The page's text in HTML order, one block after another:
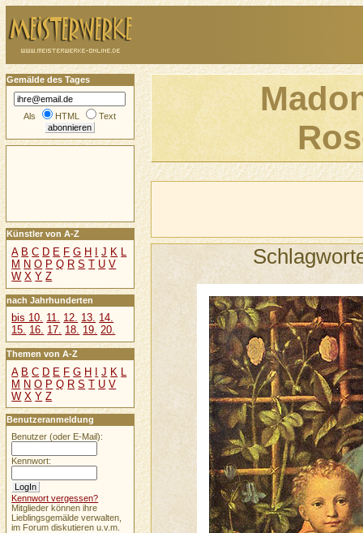
Gemälde des Tages
Als HTML Text
Künstler von A-Z
A B C D E F G H J K L
M N O P Q R S T U V
W X Y Z
nach Jahrhunderten
bis 10. 11. 12. 13. 14.
15. 16. 17. 18. 19. 20.
Themen von A-Z
A B C D E F G H I J K L
M N O P Q R S T U V
W X Y Z
Benutzeranmeldung
Benutzer (oder E-Mail):
Kennwort:
Kennwort vergessen?
Mitglieder können ihre
Lieblingsgemälde verwalten,
im Forum diskutieren u.v.m.